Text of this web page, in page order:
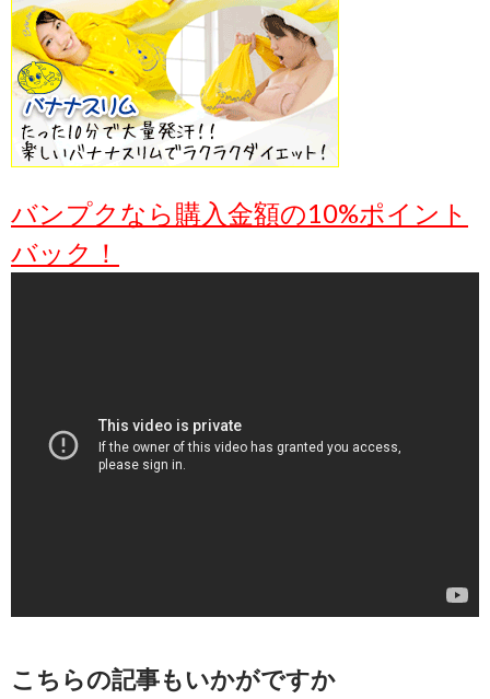
バンプクなら購入金額の10%ポイント
バック！
こちらの記事もいかがですか